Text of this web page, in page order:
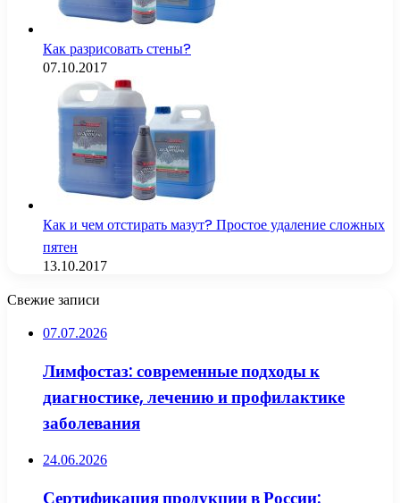
Как разрисовать стены?
07.10.2017
Как и чем отстирать мазут? Простое удаление сложных
пятен
13.10.2017
Свежие записи
07.07.2026
Лимфостаз: современные подходы к
диагностике, лечению и профилактике
заболевания
24.06.2026
Сертификация продукции в России: